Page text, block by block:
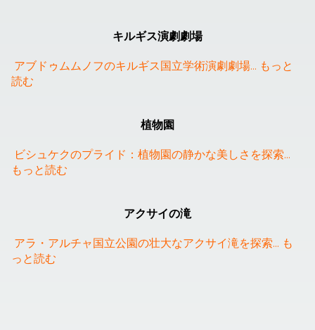
キルギス演劇劇場
アブドゥムムノフのキルギス国立学術演劇劇場... もっと
読む
植物園
ビシュケクのプライド：植物園の静かな美しさを探索
もっと読む
アクサイの滝
アラ・アルチャ国立公園の壮大なアクサイ滝を探索... も
っと読む